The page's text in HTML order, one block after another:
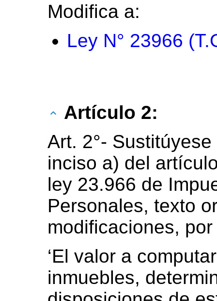
Modifica a:
Ley N° 23966
Artículo 2:
Art. 2°-
inciso a) del
ley 23.966 de
Personales, texto
modificaciones,
‘El valor a
inmuebles,